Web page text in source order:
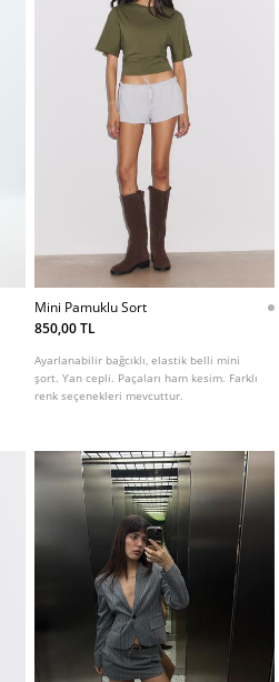
Mini Pamuklu Sort
850,00 TL
Ayarlanabilir bağcıklı, elastik belli mini
şort. Yan cepli. Paçaları ham kesim. Farklı
renk seçenekleri mevcuttur.